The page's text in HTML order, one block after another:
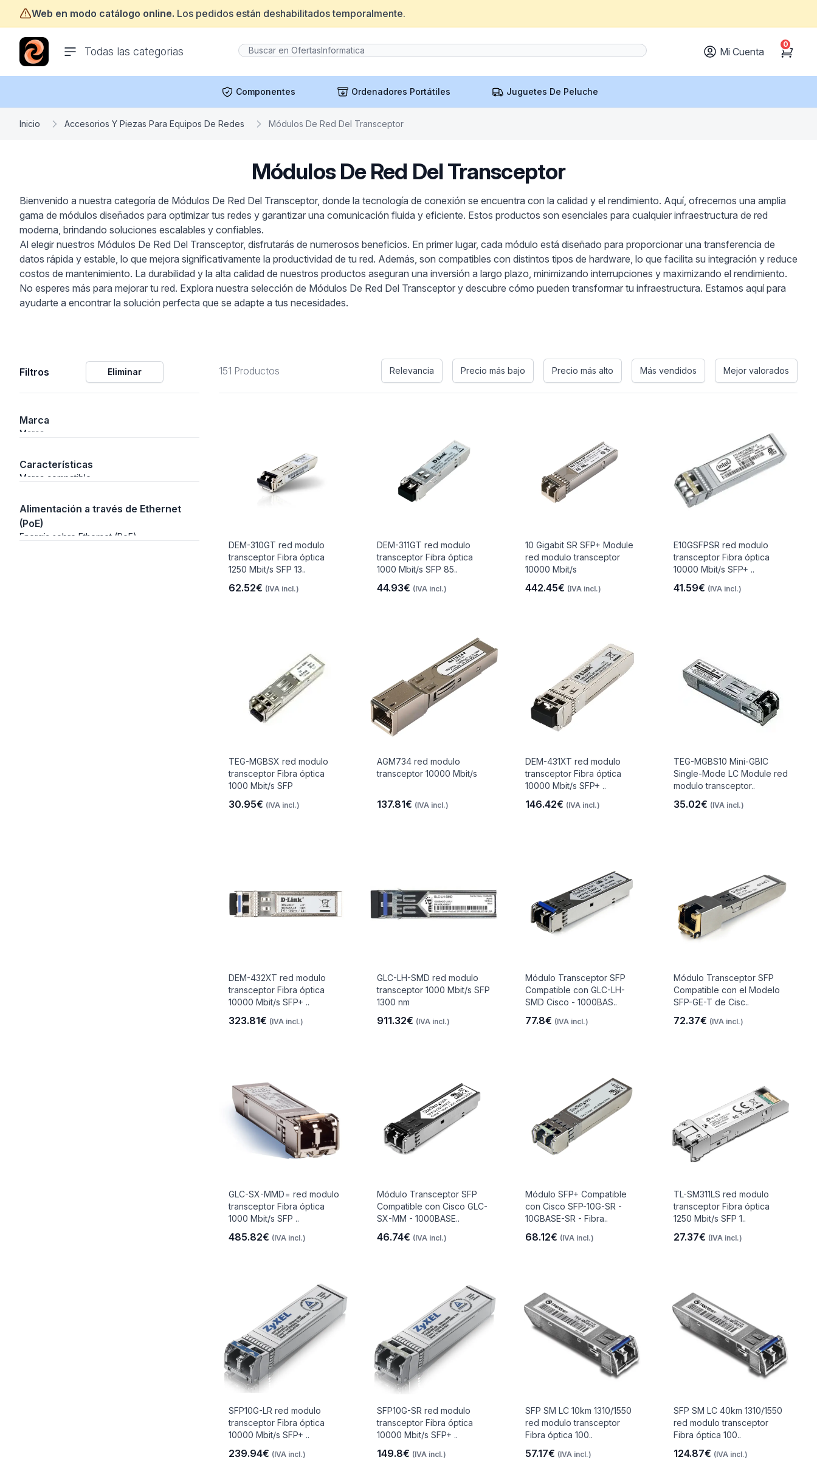
Web en modo catálogo online. Los pedidos están deshabilitados temporalmente.
Todas las categorias
ofertasinformatica.com
Mi Cuenta Cart
0
Componentes Ordenadores Portátiles Juguetes De Peluche
Inicio Accesorios Y Piezas Para Equipos De Redes Módulos De Red Del Transceptor
Módulos De Red Del Transceptor
Bienvenido a nuestra categoría de Módulos De Red Del Transceptor, donde la tecnología de conexión se encuentra con la calidad y el rendimiento. Aquí, ofrecemos una amplia
gama de módulos diseñados para optimizar tus redes y garantizar una comunicación fluida y eficiente. Estos productos son esenciales para cualquier infraestructura de red
moderna, brindando soluciones escalables y confiables.
Al elegir nuestros Módulos De Red Del Transceptor, disfrutarás de numerosos beneficios. En primer lugar, cada módulo está diseñado para proporcionar una transferencia de
datos rápida y estable, lo que mejora significativamente la productividad de tu red. Además, son compatibles con distintos tipos de hardware, lo que facilita su integración y reduce
costos de mantenimiento. La durabilidad y la alta calidad de nuestros productos aseguran una inversión a largo plazo, minimizando interrupciones y maximizando el rendimiento.
No esperes más para mejorar tu red. Explora nuestra selección de Módulos De Red Del Transceptor y descubre cómo pueden transformar tu infraestructura. Estamos aquí para
ayudarte a encontrar la solución perfecta que se adapte a tus necesidades.
Filtros Eliminar
Marca
Marca
Características
Marca compatible
Alimentación a través de Ethernet
(PoE)
Energía sobre Ethernet (PoE)
151 Productos Relevancia Precio más bajo Precio más alto Más vendidos Mejor valorados
DEM-310GT red modulo
transceptor Fibra óptica
1250 Mbit/s SFP 13..
62.52€ (IVA incl.)
DEM-311GT red modulo
transceptor Fibra óptica
1000 Mbit/s SFP 85..
44.93€ (IVA incl.)
10 Gigabit SR SFP+ Module
red modulo transceptor
10000 Mbit/s
442.45€ (IVA incl.)
E10GSFPSR red modulo
transceptor Fibra óptica
10000 Mbit/s SFP+ ..
41.59€ (IVA incl.)
TEG-MGBSX red modulo
transceptor Fibra óptica
1000 Mbit/s SFP
30.95€ (IVA incl.)
AGM734 red modulo
transceptor 10000 Mbit/s
137.81€ (IVA incl.)
DEM-431XT red modulo
transceptor Fibra óptica
10000 Mbit/s SFP+ ..
146.42€ (IVA incl.)
TEG-MGBS10 Mini-GBIC
Single-Mode LC Module red
modulo transceptor..
35.02€ (IVA incl.)
DEM-432XT red modulo
transceptor Fibra óptica
10000 Mbit/s SFP+ ..
323.81€ (IVA incl.)
GLC-LH-SMD red modulo
transceptor 1000 Mbit/s SFP
1300 nm
911.32€ (IVA incl.)
Módulo Transceptor SFP
Compatible con GLC-LH-
SMD Cisco - 1000BAS..
77.8€ (IVA incl.)
Módulo Transceptor SFP
Compatible con el Modelo
SFP-GE-T de Cisc..
72.37€ (IVA incl.)
GLC-SX-MMD= red modulo
transceptor Fibra óptica
1000 Mbit/s SFP ..
485.82€ (IVA incl.)
Módulo Transceptor SFP
Compatible con Cisco GLC-
SX-MM - 1000BASE..
46.74€ (IVA incl.)
Módulo SFP+ Compatible
con Cisco SFP-10G-SR -
10GBASE-SR - Fibra..
68.12€ (IVA incl.)
TL-SM311LS red modulo
transceptor Fibra óptica
1250 Mbit/s SFP 1..
27.37€ (IVA incl.)
SFP10G-LR red modulo
transceptor Fibra óptica
10000 Mbit/s SFP+ ..
239.94€ (IVA incl.)
SFP10G-SR red modulo
transceptor Fibra óptica
10000 Mbit/s SFP+ ..
149.8€ (IVA incl.)
SFP SM LC 10km 1310/1550
red modulo transceptor
Fibra óptica 100..
57.17€ (IVA incl.)
SFP SM LC 40km 1310/1550
red modulo transceptor
Fibra óptica 100..
124.87€ (IVA incl.)